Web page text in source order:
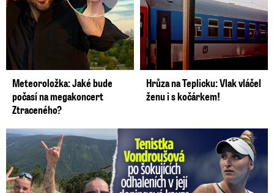
Meteoroložka: Jaké bude
počasí na megakoncert
Ztraceného?
Hrůza na Teplicku: Vlak vláčel
ženu i s kočárkem!
Vondroušová po šokujících odhaleních v kauze: Záhadný vzkaz!